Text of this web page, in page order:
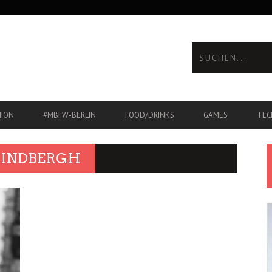
#MBFW-BERLIN FOOD/DRINKS GAMES